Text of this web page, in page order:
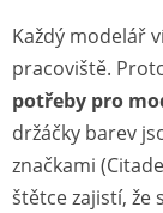
Každý modelář
pracoviště.
potřeby pro
držáčky barev
značkami
štětce zajistí, že